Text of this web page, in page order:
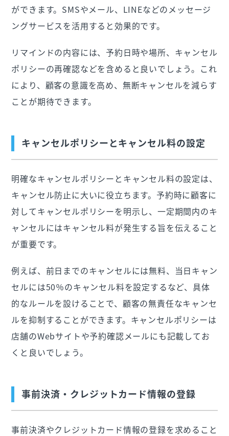
ができます。SMSやメール、LINEなどのメッセージ
ングサービスを活用すると効果的です。
リマインドの内容には、予約日時や場所、キャンセル
ポリシーの再確認などを含めると良いでしょう。これ
により、顧客の意識を高め、無断キャンセルを減らす
ことが期待できます。
キャンセルポリシーとキャンセル料の設定
明確なキャンセルポリシーとキャンセル料の設定は、
キャンセル防止に大いに役立ちます。予約時に顧客に
対してキャンセルポリシーを明示し、一定期間内のキ
ャンセルにはキャンセル料が発生する旨を伝えること
が重要です。
例えば、前日までのキャンセルには無料、当日キャン
セルには50％のキャンセル料を設定するなど、具体
的なルールを設けることで、顧客の無責任なキャンセ
ルを抑制することができます。キャンセルポリシーは
店舗のWebサイトや予約確認メールにも記載してお
くと良いでしょう。
事前決済・クレジットカード情報の登録
事前決済やクレジットカード情報の登録を求めること